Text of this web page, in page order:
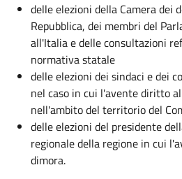
delle elezioni della Camera dei
Repubblica, dei membri del
all'Italia e delle consultazioni
normativa statale
delle elezioni dei sindaci e dei
nel caso in cui l'avente diritto
nell'ambito del territorio del
delle elezioni del presidente
regionale della regione in cui
dimora.